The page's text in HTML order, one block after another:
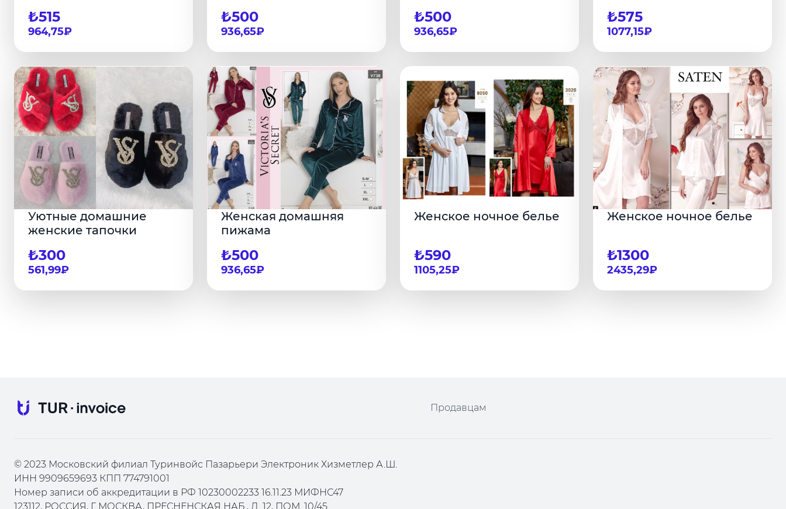
₺515
964,75₽
₺500
936,65₽
₺500
936,65₽
₺575
1077,15₽
Уютные домашние
женские тапочки
₺300
561,99₽
Женская домашняя
пижама
₺500
936,65₽
Женское ночное белье
₺590
1105,25₽
Женское ночное белье
₺1300
2435,29₽
Продавцам
© 2023 Московский филиал Туринвойс Пазарьери Электроник Хизметлер А.Ш.
ИНН 9909659693 КПП 774791001
Номер записи об аккредитации в РФ 10230002233 16.11.23 МИФНС47
123112, РОССИЯ, Г. МОСКВА, ПРЕСНЕНСКАЯ НАБ., Д. 12, ПОМ. 10/45